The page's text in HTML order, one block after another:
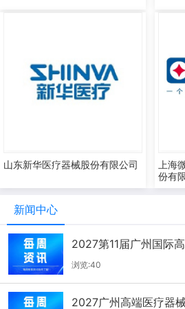
山东新华医疗器械股份有限公司
上海
份有
新闻中心
2027第11届广州国际
报（7.22-7.28）
浏览:40
2027广州高端医疗器